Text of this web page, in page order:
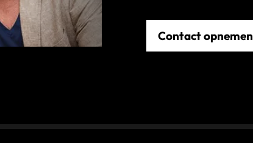
Contact opnemen